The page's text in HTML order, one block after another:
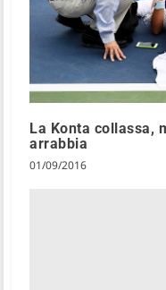
La Konta collassa,
arrabbia
01/09/2016